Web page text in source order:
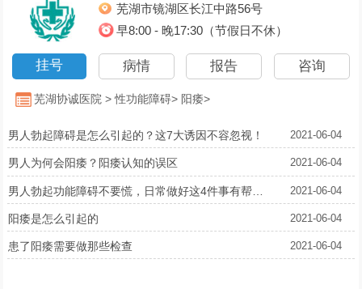
芜湖市镜湖区长江中路56号
早8:00 - 晚17:30（节假日不休）
挂号 病情 报告 咨询
芜湖协诚医院 >性功能障碍> 阳痿>
男人勃起障碍是怎么引起的？这7大诱因不容忽视！ 2021-06-04
男人为何会阳痿？阳痿认知的误区 2021-06-04
2021-06-04
阳痿是怎么引起的 2021-06-04
患了阳痿需要做那些检查 2021-06-04